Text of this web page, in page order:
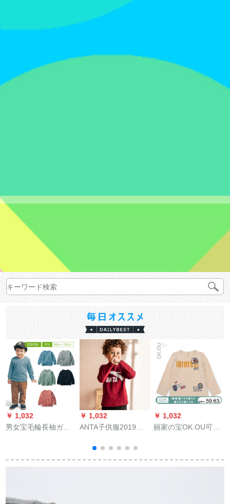
￥ 1,032
男女宝毛輪長袖ガー
￥ 1,032
ANTA子供服2019新
バード快适长袖服子
供服长袖Tシャツボム
￥ 1,032
丽家の宝OK.OU可欧
の长袖のTシャツの男